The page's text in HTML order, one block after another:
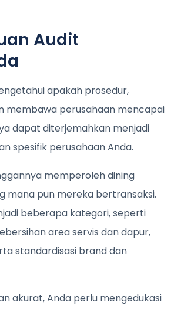
Audit
apakah prosedur,
membawa perusahaan mencapai
dapat diterjemahkan menjadi
spesifik perusahaan Anda.
memperoleh dining
mana pun mereka bertransaksi.
beberapa kategori, seperti
area servis dan dapur,
standardisasi brand dan
akurat, Anda perlu mengedukasi